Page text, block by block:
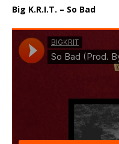
Big K.R.I.T. – So Bad